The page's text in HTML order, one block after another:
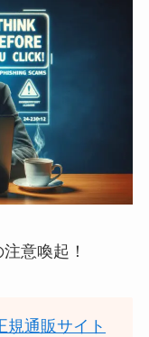
意喚起！
規通販サイト